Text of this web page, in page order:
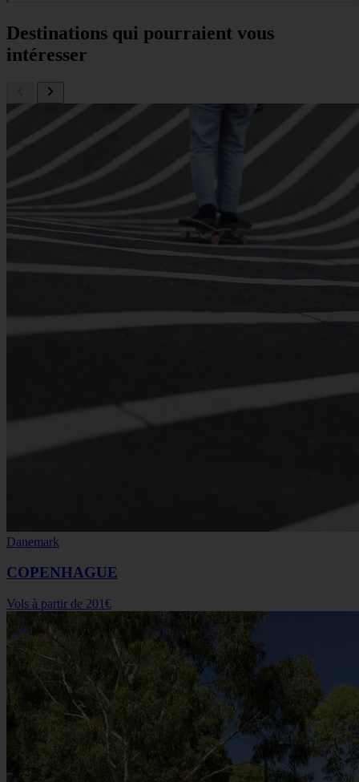
Destinations qui pourraient vous
intéresser
Danemark
COPENHAGUE
Vols à partir de 201€